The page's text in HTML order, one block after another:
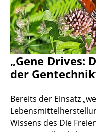
„Gene Drives:
der
Bereits der Einsatz
Wissens des Die